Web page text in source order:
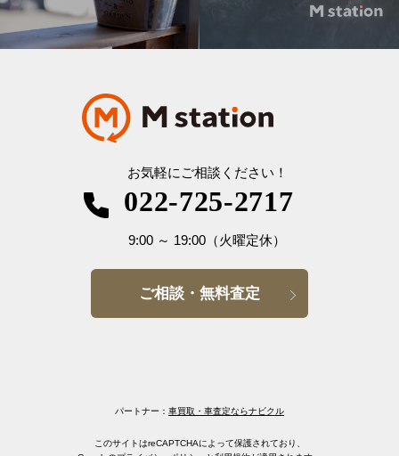
お気軽にご相談ください！
022-725-2717
9:00～ 19:00（火曜定休）
ご相談・無料査定
パートナー： 車買取・車査定ならナビクル
このサイトはreCAPTCHAによって保護されており、